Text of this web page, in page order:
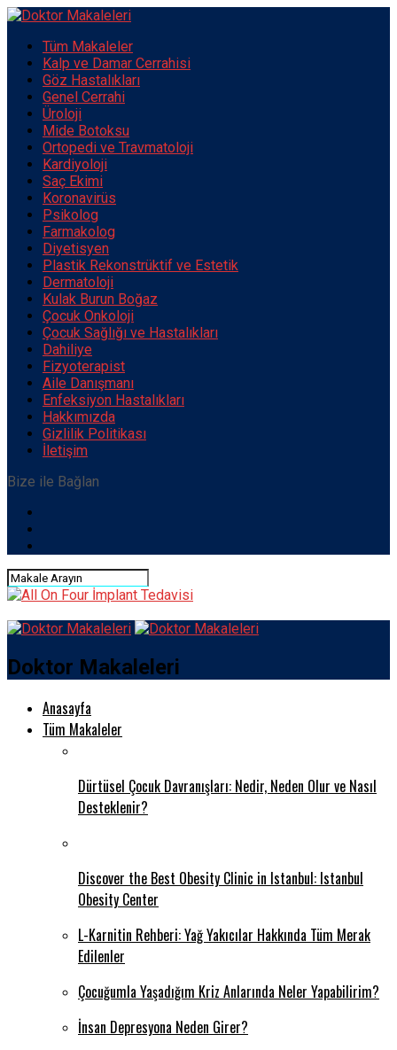
Tüm Makaleler
Kalp ve Damar Cerrahisi
Göz Hastalıkları
Genel Cerrahi
Üroloji
Mide Botoksu
Ortopedi ve Travmatoloji
Kardiyoloji
Saç Ekimi
Koronavirüs
Psikolog
Farmakolog
Diyetisyen
Plastik Rekonstrüktif ve Estetik
Dermatoloji
Kulak Burun Boğaz
Çocuk Onkoloji
Çocuk Sağlığı ve Hastalıkları
Dahiliye
Fizyoterapist
Aile Danışmanı
Enfeksiyon Hastalıkları
Hakkımızda
Gizlilik Politikası
İletişim
Bize ile Bağlan
Doktor Makaleleri
Anasayfa
Tüm Makaleler
Dürtüsel Çocuk Davranışları: Nedir, Neden Olur ve Nasıl
Desteklenir?
Discover the Best Obesity Clinic in Istanbul: Istanbul
Obesity Center
L-Karnitin Rehberi: Yağ Yakıcılar Hakkında Tüm Merak
Edilenler
Çocuğumla Yaşadığım Kriz Anlarında Neler Yapabilirim?
İnsan Depresyona Neden Girer?